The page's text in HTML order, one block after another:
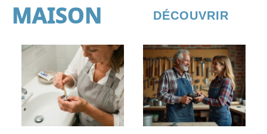
MAISON DÉCOUVRIR